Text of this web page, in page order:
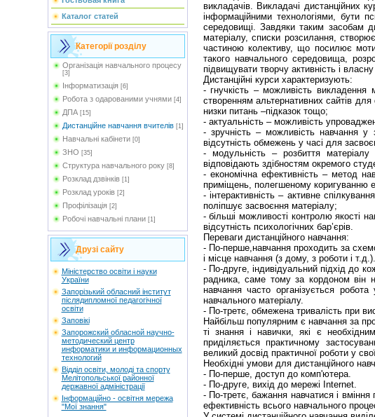
Каталог статей
Категорії розділу
Організація навчального процесу
[3]
Інформатизація [6]
Робота з одарованими учнями [4]
ДПА [15]
Дистанційне навчання вчителів [1]
Навчальні кабінети [0]
ЗНО [35]
Структура навчального року [8]
Розклад дзвінків [1]
Розклад уроків [2]
Профілізація [2]
Робочі навчальні плани [1]
Друзі сайту
Мiністерство освіти і науки
України
Запорізький обласний інститут
післядипломної педагогічної
освіти
Заповікі
Запорожский обласной научно-
методический центр
информатики и информационных
технологий
Відділ освіти, молоді та спорту
Мелітопольської районної
державної адміністрації
Інформаційно - освітня мережа
"Мої знання"
викладачів. Викладачі дистанційних
інформаційними технологіями, бути
середовищі. Завдяки таким засобам
матеріалу, списки розсилання,
частиною колективу, що посилює
такого навчального середовища,
підвищувати творчу активність і
Дистанційні курси характеризують:
- гнучкість – можливість викладення
створенням альтернативних сайтів
низки питань –підказок тощо;
- актуальність – можливість
- зручність – можливість навчання у
відсутність обмежень у часі для
- модульність – розбиття
відповідають здібностям окремого
- економічна ефективність – метод
приміщень, полегшеному коригуванню
- інтерактивність – активне
поліпшує засвоєння матеріалу;
- більші можливості контролю якості
відсутність психологічних бар’єрів.
Переваги дистанційного навчання:
- По-перше,навчання проходить за
і місце навчання (з дому, з роботи і т.д.).
- По-друге, індивідуальний підхід до
радника, саме тому за кордоном він
навчання часто організується
навчального матеріалу.
- По-третє, обмежена тривалість при
Найбільш популярним є навчання за
ті знання і навички, які є
приділяється практичному
великий досвід практичної роботи у
Необхідні умови для дистанційного
- По-перше, доступ до комп'ютера.
- По-друге, вихід до мережі Internet.
- По-третє, бажання навчатися і
ефективність всього навчального